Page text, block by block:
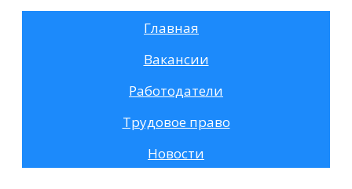
Главная
Вакансии
Работодатели
Трудовое право
Новости